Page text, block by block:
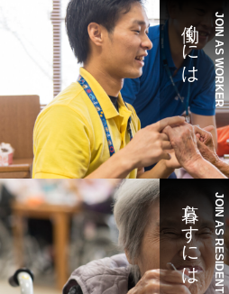
JOIN AS WORKER
働くには
JOIN AS RESIDENT
暮らすには